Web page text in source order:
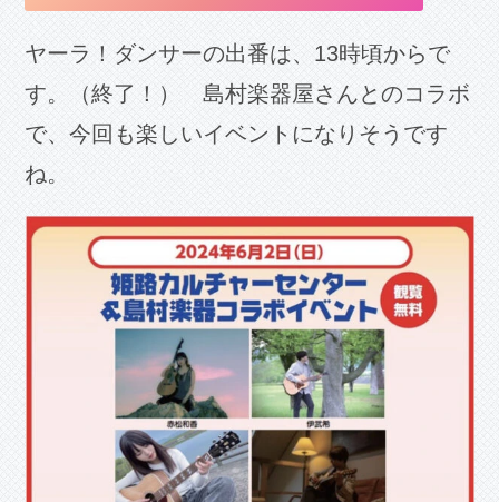
ヤーラ！ダンサーの出番は、13時頃からで
す。（終了！） 島村楽器屋さんとのコラボ
で、今回も楽しいイベントになりそうです
ね。